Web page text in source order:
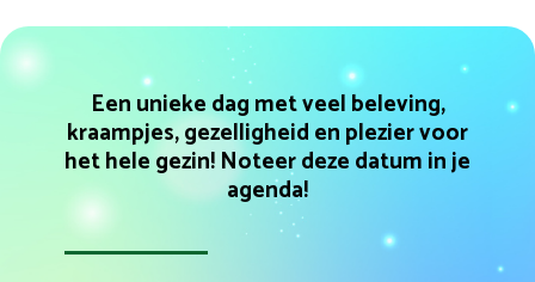
Een unieke dag met veel beleving,
kraampjes, gezelligheid en plezier voor
het hele gezin!Noteer deze datum in je
agenda!